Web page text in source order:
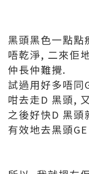
黑頭黑色一點
唔乾淨, 二來佢
仲長仲難攪.
試過用好多唔同
咁去走D 黑頭,
之後好快D 黑頭
有效地去黑頭